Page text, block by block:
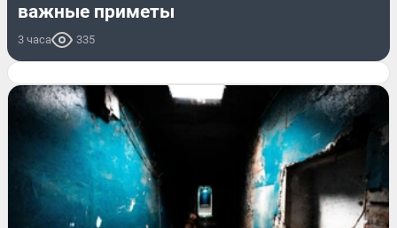
важные приметы
3 часа 335